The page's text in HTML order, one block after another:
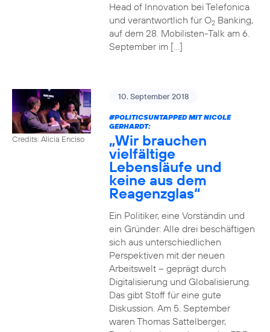
Head of Innovation bei Telefonica
und verantwortlich für O2Banking,
auf dem 28. Mobilisten-Talk am 6.
September im […]
Credits: Alicia Enciso
10. September 2018
#POLITICSUNTAPPEDMIT NICOLE
GERHARDT:
„Wir brauchen
vielfältige
Lebensläufe und
keine aus dem
Reagenzglas“
Ein Politiker, eine Vorständin und
ein Gründer: Alle drei beschäftigen
sich aus unterschiedlichen
Perspektiven mit der neuen
Arbeitswelt – geprägt durch
Digitalisierung und Globalisierung.
Das gibt Stoff für eine gute
Diskussion. Am 5. September
waren Thomas Sattelberger,